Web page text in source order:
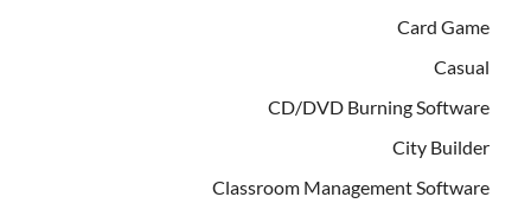
Card Game
Casual
CD/DVD Burning Software
City Builder
Classroom Management Software